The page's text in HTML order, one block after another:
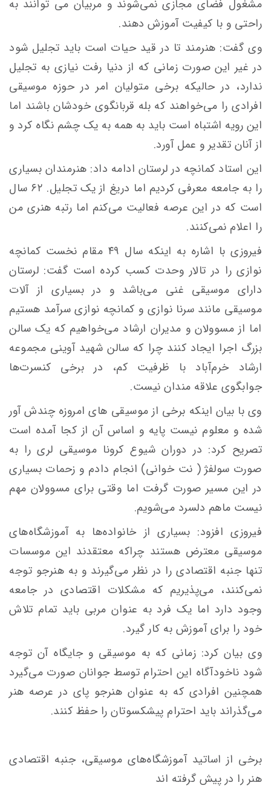
مشغول فضای مجازی نمی‌شوند و مربیان می توانند به
راحتی و با کیفیت آموزش دهند.
وی گفت: هنرمند تا در قید حیات است باید تجلیل شود
در غیر این صورت زمانی که از دنیا رفت نیازی به تجلیل
ندارد، در حالیکه برخی متولیان امر در حوزه موسیقی
افرادی را می‌خواهند که بله قربانگوی خودشان باشند اما
این رویه اشتباه است باید به همه به یک چشم نگاه کرد و
از آنان تقدیر و عمل آورد.
این استاد کمانچه در لرستان ادامه داد: هنرمندان بسیاری
را به جامعه معرفی کردیم اما دریغ از یک تجلیل. ۶۲ سال
است که در این عرصه فعالیت می‌کنم اما رتبه هنری من
را اعلام نمی‌کنند.
فیروزی با اشاره به اینکه سال ۴۹ مقام نخست کمانچه
نوازی را در تالار وحدت کسب کرده است گفت: لرستان
دارای موسیقی غنی می‌باشد و در بسیاری از آلات
موسیقی مانند سرنا نوازی و کمانچه نوازی سرآمد هستیم
اما از مسوولان و مدیران ارشاد می‌خواهیم که یک سالن
بزرگ اجرا ایجاد کنند چرا که سالن شهید آوینی مجموعه
ارشاد خرم‌آباد با ظرفیت کم، در برخی کنسرت‌ها
جوابگوی علاقه مندان نیست.
وی با بیان اینکه برخی از موسیقی های امروزه چندش آور
شده و معلوم نیست پایه و اساس آن از کجا آمده است
تصریح کرد: در دوران شیوع کرونا موسیقی لری را به
صورت سولفژ ( نت خوانی) انجام دادم و زحمات بسیاری
در این مسیر صورت گرفت اما وقتی برای مسوولان مهم
نیست ماهم دلسرد می‌شویم.
فیروزی افزود: بسیاری از خانواده‌ها به آموزشگاه‌های
موسیقی معترض هستند چراکه معتقدند این موسسات
تنها جنبه اقتصادی را در نظر می‌گیرند و به هنرجو توجه
نمی‌کنند، می‌پذیریم که مشکلات اقتصادی در جامعه
وجود دارد اما یک فرد به عنوان مربی باید تمام تلاش
خود را برای آموزش به کار گیرد.
وی بیان کرد: زمانی که به موسیقی و جایگاه آن توجه
شود ناخودآگاه این احترام توسط جوانان صورت می‌گیرد
همچنین افرادی که به عنوان هنرجو پای در عرصه هنر
می‌گذراند باید احترام پیشکسوتان را حفظ کنند.
برخی از اساتید آموزشگاه‌های موسیقی، جنبه اقتصادی
هنر را در پیش گرفته اند